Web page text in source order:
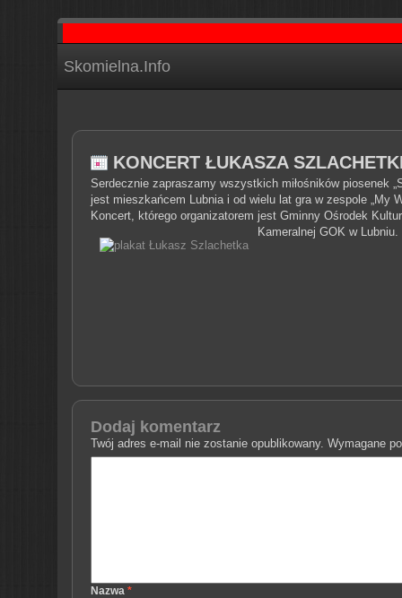
Skomielna.Info
KONCERT ŁUKASZA
Serdecznie zapraszamy wszystkich miłośników piosenek
jest mieszkańcem Lubnia i od wielu lat gra w zespole „My
Koncert, którego organizatorem jest Gminny Ośrodek
Kameralnej GOK w Lubniu.
Dodaj komentarz
Twój adres e-mail nie zostanie opublikowany. Wymagane
Nazwa *